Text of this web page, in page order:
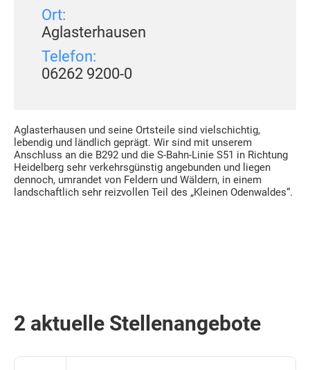
Aglasterhausen und seine Ortsteile sind vielschichtig,
lebendig und ländlich geprägt. Wir sind mit unserem
Anschluss an die B292 und die S-Bahn-Linie S51 in Richtung
Heidelberg sehr verkehrsgünstig angebunden und liegen
dennoch, umrandet von Feldern und Wäldern, in einem
landschaftlich sehr reizvollen Teil des „Kleinen Odenwaldes“.
Ort:
Aglasterhausen
Telefon:
06262 9200-0
2 aktuelle Stellenangebote